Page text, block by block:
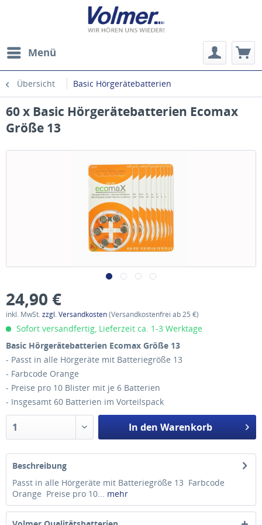
Menü
Übersicht Basic Hörgerätebatterien
60 x Basic Hörgerätebatterien Ecomax
Größe 13
24,90 €
inkl. MwSt.zzgl. Versandkosten(Versandkostenfrei ab 25 €)
Sofort versandfertig, Lieferzeit ca. 1-3 Werktage
Basic Hörgerätebatterien Ecomax Größe 13
- Passt in alle Hörgeräte mit Batteriegröße 13
- Farbcode Orange
- Preise pro 10 Blister mit je 6 Batterien
- Insgesamt 60 Batterien im Vorteilspack
In den Warenkorb
Beschreibung
Passt in alle Hörgeräte mit Batteriegröße 13 Farbcode
Orange Preise pro 10... mehr